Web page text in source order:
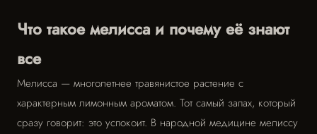
Что такое мелисса и почему её знают
все
Мелисса — многолетнее травянистое растение с
характерным лимонным ароматом. Тот самый запах, который
сразу говорит: это успокоит. В народной медицине мелиссу